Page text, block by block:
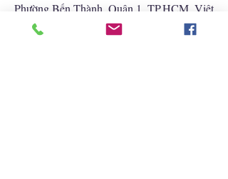
Phường Bến Thành, Quận 1, TP.HCM, Việt
Nam